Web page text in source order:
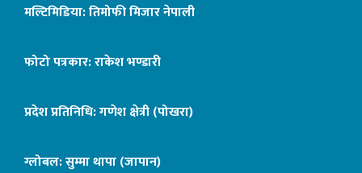
मल्टिमिडिया: तिमोफी मिजार नेपाली
फोटो पत्रकार: राकेश भण्डारी
प्रदेश प्रतिनिधि: गणेश क्षेत्री (पोखरा)
ग्लोबल: सुम्मा थापा (जापान)